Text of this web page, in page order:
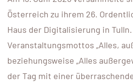
Österreich zu ihrem 26.
Haus der Digitalisierung in
Veranstaltungsmottos „Alles,
beziehungsweise „Alles
der Tag mit einer